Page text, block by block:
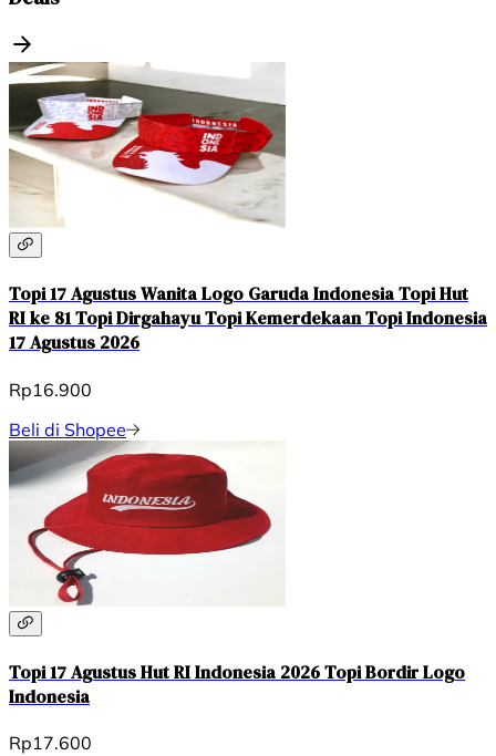
Topi 17 Agustus Wanita Logo Garuda Indonesia Topi Hut
RI ke 81 Topi Dirgahayu Topi Kemerdekaan Topi Indonesia
17 Agustus 2026
Rp16.900
Beli di Shopee
Topi 17 Agustus Hut RI Indonesia 2026 Topi Bordir Logo
Indonesia
Rp17.600